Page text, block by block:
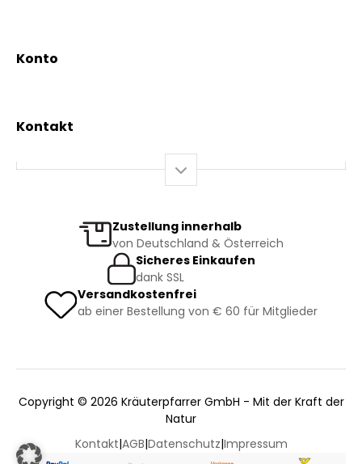
Gesundheit
Versand und Lieferung
Konto
Kontakt
Mo – Do: 08:00 – 16:00 Uhr
Jetzt zum Newsletter anmelden
Zustellung innerhalb
von Deutschland & Österreich
Sicheres Einkaufen
dank SSL
Versandkostenfrei
ab einer Bestellung von € 60 für Mitglieder
Copyright © 2026 Kräuterpfarrer GmbH - Mit der Kraft der
Natur
Kontakt|AGB|Datenschutz|Impressum